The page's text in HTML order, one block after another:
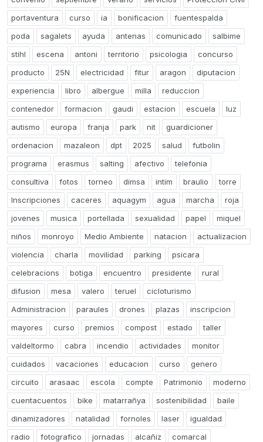
portaventura
curso ia bonificacion
fuentespalda
poda
sagalets ayuda antenas comunicado
salbime
stihl
escena antoni territorio psicologia
concurso
producto
25N electricidad fitur aragon
diputacion
experiencia
libro albergue milla
reduccion
contenedor
formacion gaudi estacion escuela
luz
autismo
europa franja park nit
guardicioner
ordenacion
mazaleon dpt 2025 salud
futbolin
programa
erasmus salting afectivo
telefonia
consultiva
fotos torneo dimsa intim braulio
torre
Inscripciones
caceres aquagym agua marcha
roja
jovenes
musica portellada sexualidad papel
miquel
niños
monroyo Medio Ambiente natacion
actualizacion
violencia
charla movilidad parking
psicara
celebracions
botiga encuentro presidente
rural
difusion
mesa valero teruel
cicloturismo
Administracion
paraules drones plazas
inscripcion
mayores
curso premios compost estado
taller
valdeltormo
cabra incendio actividades
monitor
cuidados
vacaciones educacion curso
genero
circuito
arasaac escola compte Patrimonio
moderno
cuentacuentos
bike matarrañya sostenibilidad
baile
dinamizadores
natalidad fornoles laser
igualdad
radio
fotografico jornadas alcañiz
comarcal